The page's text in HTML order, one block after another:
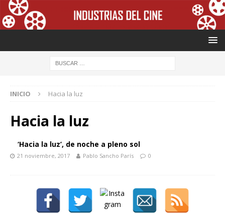
INICIO Hacia la luz
Hacia la luz
‘Hacia la luz’, de noche a pleno sol
21 noviembre, 2017 Pablo Sancho París 0